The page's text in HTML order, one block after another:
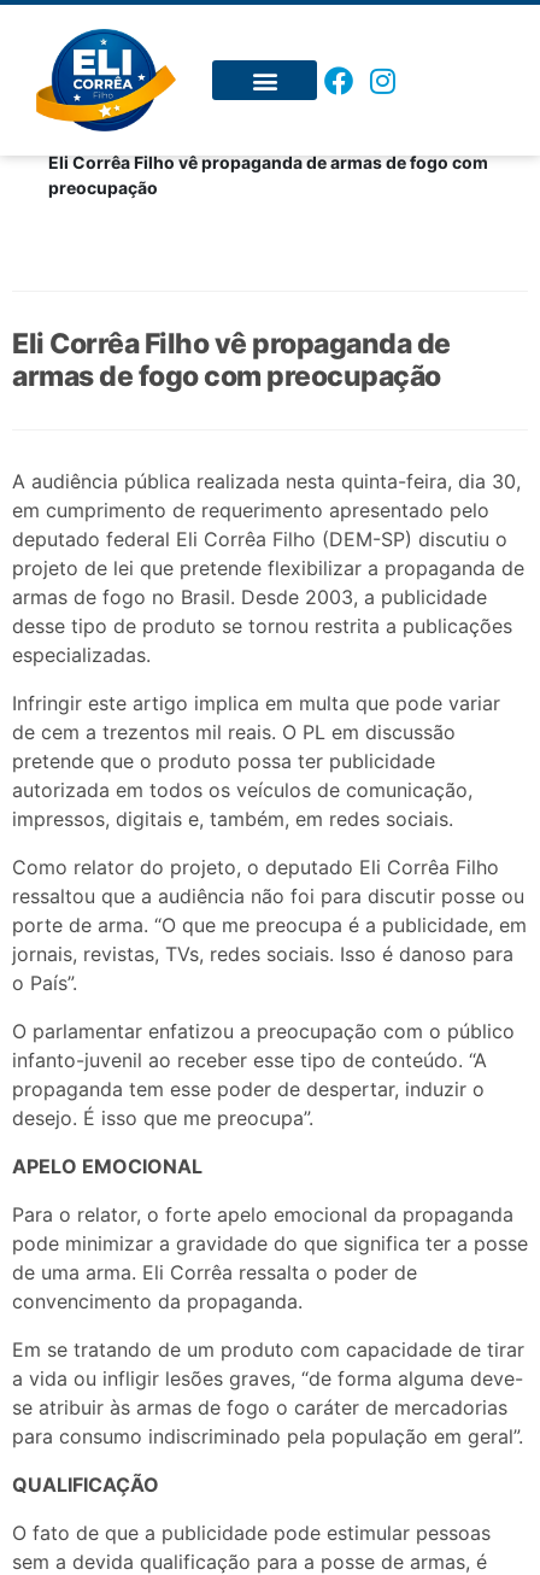
Inicial
Eli Corrêa Filho vê propaganda de armas de fogo com
preocupação
Eli Corrêa Filho vê propaganda de
armas de fogo com preocupação
A audiência pública realizada nesta quinta-feira, dia 30,
em cumprimento de requerimento apresentado pelo
deputado federal Eli Corrêa Filho (DEM-SP) discutiu o
projeto de lei que pretende flexibilizar a propaganda de
armas de fogo no Brasil. Desde 2003, a publicidade
desse tipo de produto se tornou restrita a publicações
especializadas.
Infringir este artigo implica em multa que pode variar
de cem a trezentos mil reais. O PL em discussão
pretende que o produto possa ter publicidade
autorizada em todos os veículos de comunicação,
impressos, digitais e, também, em redes sociais.
Como relator do projeto, o deputado Eli Corrêa Filho
ressaltou que a audiência não foi para discutir posse ou
porte de arma. “O que me preocupa é a publicidade, em
jornais, revistas, TVs, redes sociais. Isso é danoso para
o País”.
O parlamentar enfatizou a preocupação com o público
infanto-juvenil ao receber esse tipo de conteúdo. “A
propaganda tem esse poder de despertar, induzir o
desejo. É isso que me preocupa”.
APELO EMOCIONAL
Para o relator, o forte apelo emocional da propaganda
pode minimizar a gravidade do que significa ter a posse
de uma arma. Eli Corrêa ressalta o poder de
convencimento da propaganda.
Em se tratando de um produto com capacidade de tirar
a vida ou infligir lesões graves, “de forma alguma deve-
se atribuir às armas de fogo o caráter de mercadorias
para consumo indiscriminado pela população em geral”.
QUALIFICAÇÃO
O fato de que a publicidade pode estimular pessoas
sem a devida qualificação para a posse de armas, é